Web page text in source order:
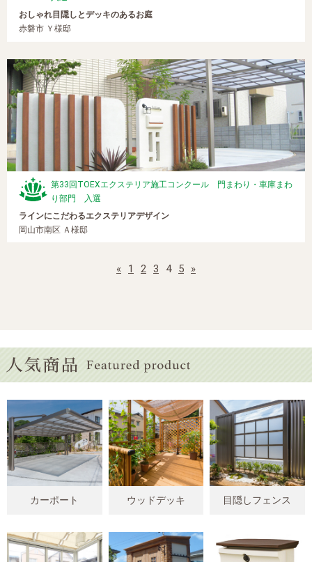
おしゃれ目隠しとデッキのあるお庭
赤磐市 Ｙ様邸
第33回TOEXエクステリア施工コンクール 門まわり・車庫まわ
り部門 入選
ラインにこだわるエクステリアデザイン
岡山市南区 Ａ様邸
« 1 2 3 4 5 »
カーポート ウッドデッキ 目隠しフェンス